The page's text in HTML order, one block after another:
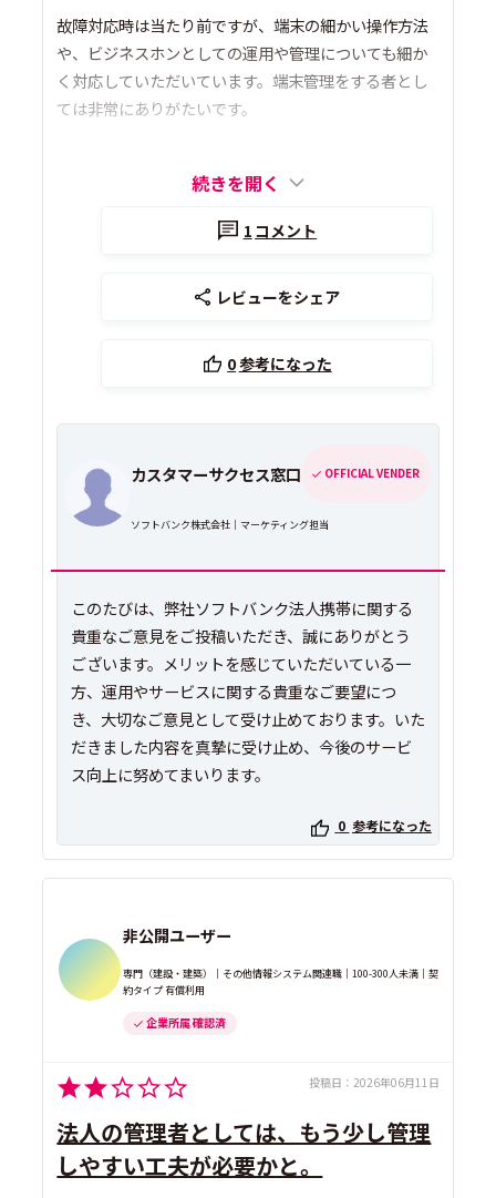
故障対応時は当たり前ですが、端末の細かい操作方法
や、ビジネスホンとしての運用や管理についても細か
く対応していただいています。端末管理をする者とし
ては非常にありがたいです。
続きを開く
1 コメント
レビューをシェア
0参考になった
カスタマーサクセス窓口 OFFICIAL VENDER
ソフトバンク株式会社｜マーケティング担当
このたびは、弊社ソフトバンク法人携帯に関する
貴重なご意見をご投稿いただき、誠にありがとう
ございます。メリットを感じていただいている一
方、運用やサービスに関する貴重なご要望につ
き、大切なご意見として受け止めております。いた
だきました内容を真摯に受け止め、今後のサービ
ス向上に努めてまいります。
0 参考になった
非公開ユーザー
専門（建設・建築）｜その他情報システム関連職｜100-300人未満｜契
約タイプ 有償利用
企業所属 確認済
投稿日： 2026年06月11日
法人の管理者としては、もう少し管理
しやすい工夫が必要かと。